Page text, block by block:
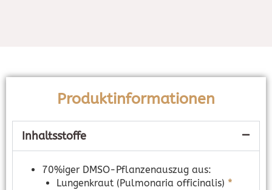
Produktinformationen
Inhaltsstoffe
70%iger DMSO-Pflanzenauszug aus:
Lungenkraut (Pulmonaria officinalis) *